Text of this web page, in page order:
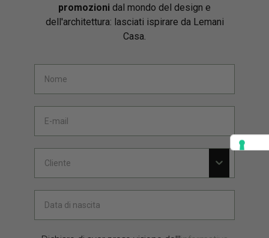
promozioni dal mondo del design e
dell'architettura: lasciati ispirare da Lemani
Casa.